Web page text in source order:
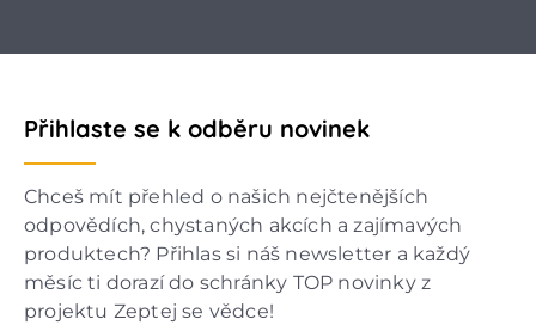
Přihlaste se k odběru novinek
Chceš mít přehled o našich nejčtenějších
odpovědích, chystaných akcích a zajímavých
produktech? Přihlas si náš newsletter a každý
měsíc ti dorazí do schránky TOP novinky z
projektu Zeptej se vědce!